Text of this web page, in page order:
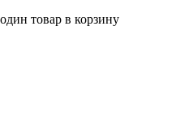
товар в корзину